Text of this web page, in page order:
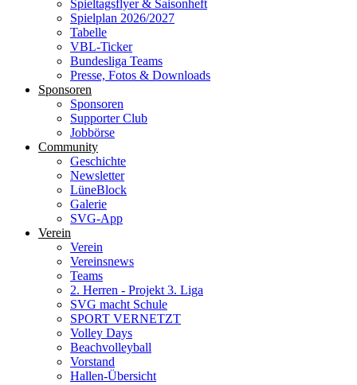
Spieltagsflyer & Saisonheft
Spielplan 2026/2027
Tabelle
VBL-Ticker
Bundesliga Teams
Presse, Fotos & Downloads
Sponsoren
Sponsoren
Supporter Club
Jobbörse
Community
Geschichte
Newsletter
LüneBlock
Galerie
SVG-App
Verein
Verein
Vereinsnews
Teams
2. Herren - Projekt 3. Liga
SVG macht Schule
SPORT VERNETZT
Volley Days
Beachvolleyball
Vorstand
Hallen-Übersicht